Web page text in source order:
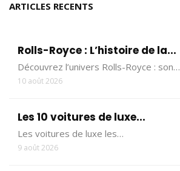
ARTICLES RECENTS
Rolls-Royce : L’histoire de la...
Découvrez l’univers Rolls-Royce : son…
10 août 2026
Les 10 voitures de luxe...
Les voitures de luxe les…
9 août 2026